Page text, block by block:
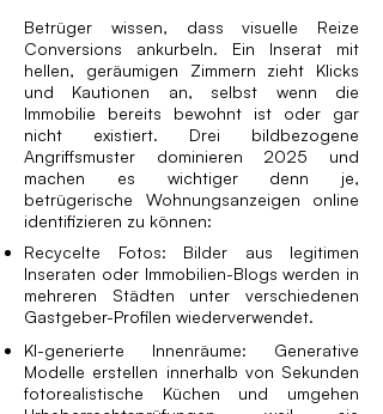
Betrüger wissen, dass visuelle Reize
Conversions ankurbeln. Ein Inserat mit
hellen, geräumigen Zimmern zieht Klicks
und Kautionen an, selbst wenn die
Immobilie bereits bewohnt ist oder gar
nicht existiert. Drei bildbezogene
Angriffsmuster dominieren 2025 und
machen es wichtiger denn je,
betrügerische Wohnungsanzeigen online
identifizieren zu können:
Recycelte Fotos: Bilder aus legitimen
Inseraten oder Immobilien-Blogs werden in
mehreren Städten unter verschiedenen
Gastgeber-Profilen wiederverwendet.
KI-generierte Innenräume: Generative
Modelle erstellen innerhalb von Sekunden
fotorealistische Küchen und umgehen